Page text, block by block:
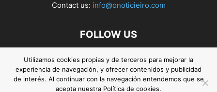
Contact us: info@onoticieiro.com
FOLLOW US
Utilizamos cookies propias y de terceros para mejorar la
experiencia de navegación, y ofrecer contenidos y publicidad
de interés. Al continuar con la navegación entendemos que se
acepta nuestra Política de cookies.